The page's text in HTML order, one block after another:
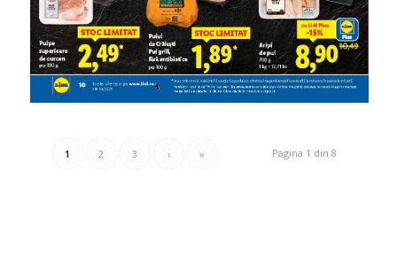
Pagina 1 din 8
1 2 3 › »